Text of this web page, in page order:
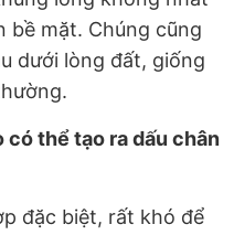
mặt. Chúng cũng
dưới lòng đất, giống
có thể tạo ra dấu chân
đặc biệt, rất khó để